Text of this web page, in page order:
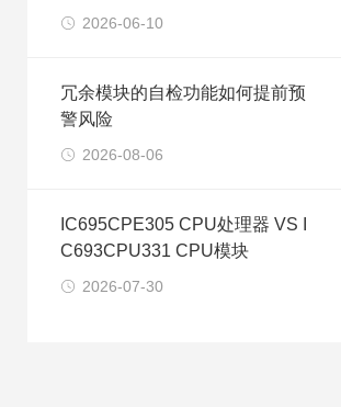
2026-06-10
冗余模块的自检功能如何提前预
警风险
2026-08-06
IC695CPE305 CPU处理器 VS I
C693CPU331 CPU模块
2026-07-30